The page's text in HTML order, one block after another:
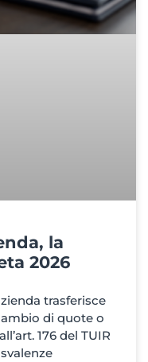
la
2026
trasferisce
di quote o
176 del TUIR